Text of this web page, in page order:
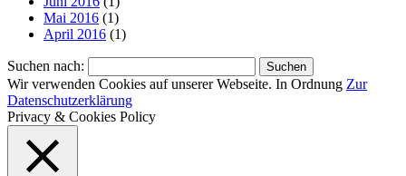
Mai 2016 (1)
April 2016 (1)
Suchen nach:
Wir verwenden Cookies auf unserer Webseite. In Ordnung Zur
Datenschutzerklärung
Privacy & Cookies Policy